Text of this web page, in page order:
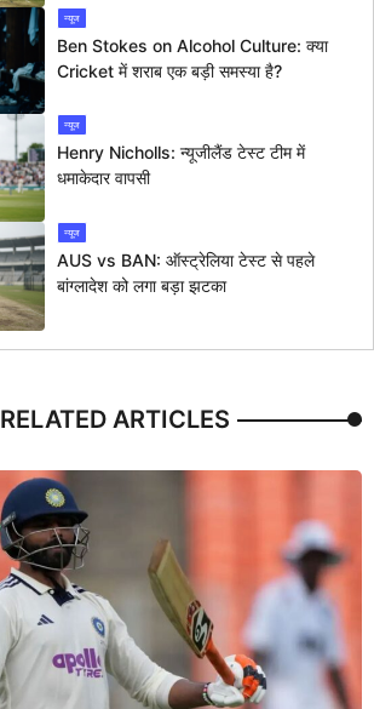
न्यूज
Ben Stokes on Alcohol Culture: क्या
Cricket में शराब एक बड़ी समस्या है?
न्यूज
Henry Nicholls: न्यूजीलैंड टेस्ट टीम में
धमाकेदार वापसी
न्यूज
AUS vs BAN: ऑस्ट्रेलिया टेस्ट से पहले
बांग्लादेश को लगा बड़ा झटका
RELATED ARTICLES